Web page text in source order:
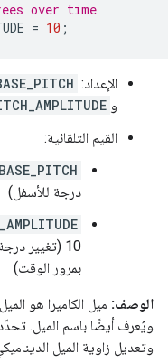
over time
= 10 ;
الإعداد:
و
القيم التلقائية:
BASE_PITCH
درجة للأسفل)
بمرور الوقت)
الوصف: ميل الكاميرا هو
ويُعرف أيضًا باسم الميل. تحدّد
وتعديل زاوية الميل